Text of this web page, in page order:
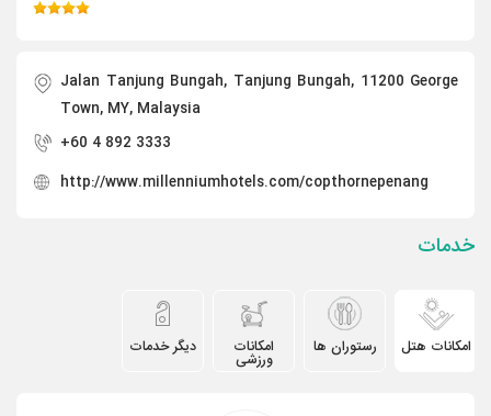
Jalan Tanjung Bungah, Tanjung Bungah, 11200 George
Town, MY, Malaysia
+60 4 892 3333
http://www.millenniumhotels.com/copthornepenang
خدمات
امکانات هتل رستوران ها امکانات
ورزشی
دیگر خدمات